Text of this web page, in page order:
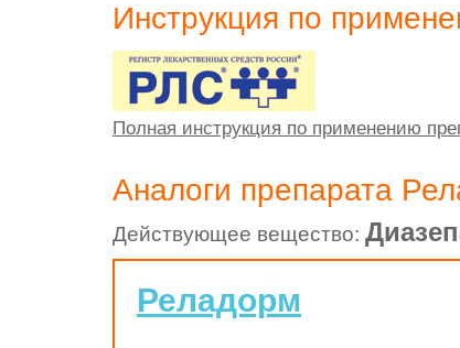
Инструкция по
Полная инструкция по применению
Аналоги препарата
Действующее вещество:
Реладорм